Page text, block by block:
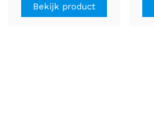
Bekijk product